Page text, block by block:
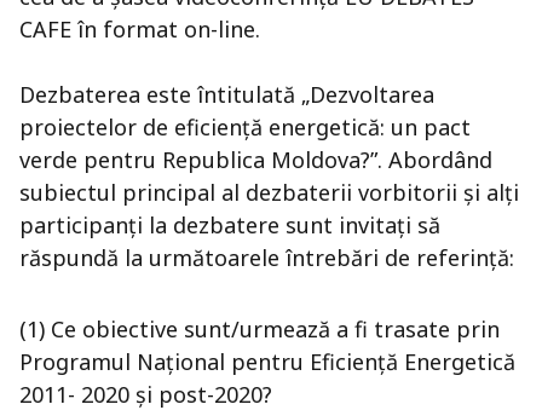
CAFE în format on-line.
Dezbaterea este întitulată „Dezvoltarea
proiectelor de eficiență energetică: un pact
verde pentru Republica Moldova?”. Abordând
subiectul principal al dezbaterii vorbitorii și alți
participanți la dezbatere sunt invitați să
răspundă la următoarele întrebări de referință:
(1) Ce obiective sunt/urmează a fi trasate prin
Programul Național pentru Eficiență Energetică
2011- 2020 și post-2020?